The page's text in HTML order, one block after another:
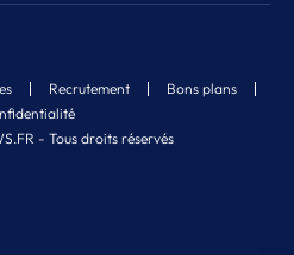
- Tous droits réservés
Recrutement
Bons plans